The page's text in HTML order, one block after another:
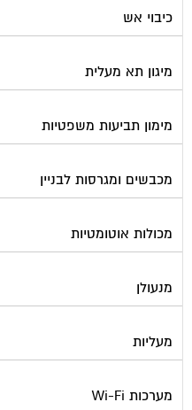
כיבוי אש
מיגון תא מעלית
מימון תביעות משפטיות
מכבשים ומגרסות לבניין
מכולות אוטומטיות
מנעולן
מעליות
מערכות Wi-Fi